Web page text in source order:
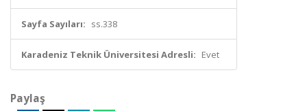
Sayfa Sayıları: ss.338
Karadeniz Teknik Üniversitesi Adresli: Evet
Paylaş